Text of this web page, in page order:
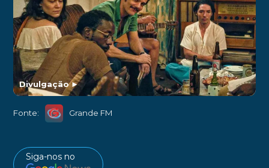
Divulgação►
Fonte: Grande FM
Siga-nos no